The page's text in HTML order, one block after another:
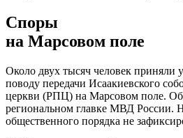
Споры
на Марсовом поле
Около двух тысяч человек приняли
поводу передачи Исаакиевского
церкви (РПЦ) на Марсовом поле.
региональном главке МВД России.
общественного порядка не